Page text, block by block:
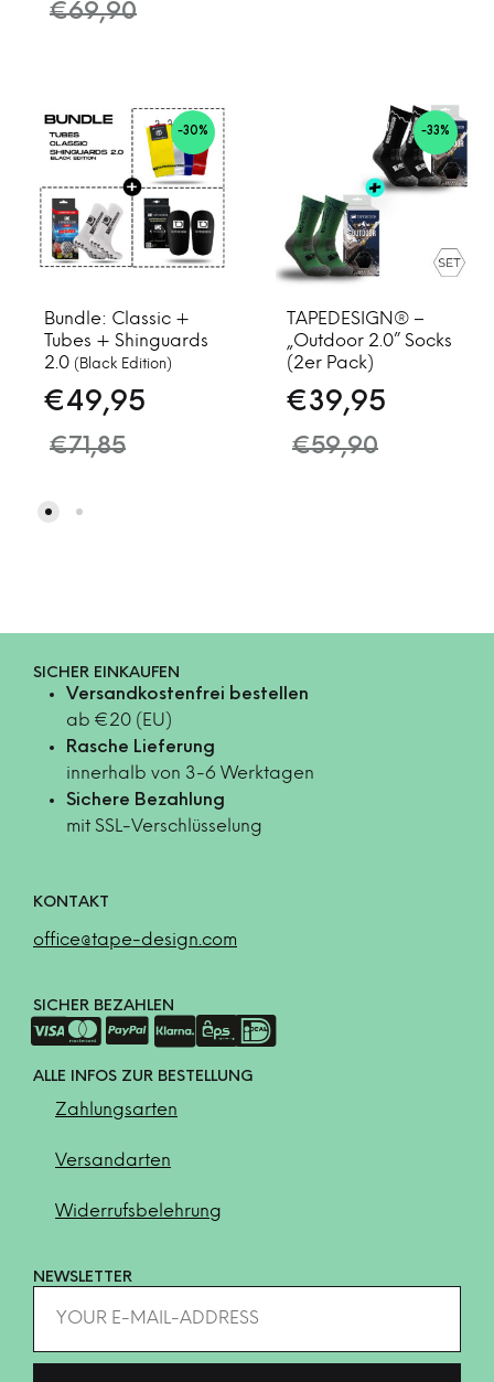
€69,90
-30%
Bundle: Classic +
Tubes + Shinguards
2.0 (Black Edition)
€49,95
€71,85
-33%
TAPEDESIGN® –
„Outdoor 2.0” Socks
(2er Pack)
€39,95
€59,90
SICHER EINKAUFEN
Versandkostenfrei bestellen
ab €20 (EU)
Rasche Lieferung
innerhalb von 3-6 Werktagen
Sichere Bezahlung
mit SSL-Verschlüsselung
KONTAKT
office@tape-design.com
SICHER BEZAHLEN
ALLE INFOS ZUR BESTELLUNG
Zahlungsarten
Versandarten
Widerrufsbelehrung
NEWSLETTER